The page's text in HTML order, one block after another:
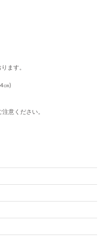
ます。
㎝)
意ください。